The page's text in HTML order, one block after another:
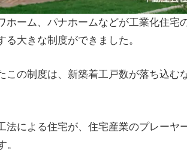
ーム、パナホームなどが工業化住宅
大きな制度ができました。
の制度は、新築着工戸数が落ち込む
による住宅が、住宅産業のプレーヤ